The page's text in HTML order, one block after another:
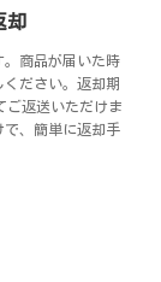
却
商品が届いた時
ださい。返却期
ご返送いただけま
、簡単に返却手